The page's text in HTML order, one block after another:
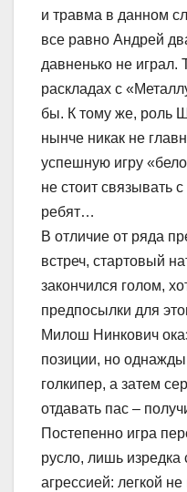
и травма в данном
все равно Андрей
давненько не играл.
раскладах с
бы. К тому же, роль
нынче никак не
успешную игру
не стоит связывать
ребят…
В отличие от ряда
встреч, стартовый
закончился голом,
предпосылки для
Милош Нинкович
позиции, но
голкипер, а затем
отдавать пас –
Постепенно игра
русло, лишь
агрессией: легкой